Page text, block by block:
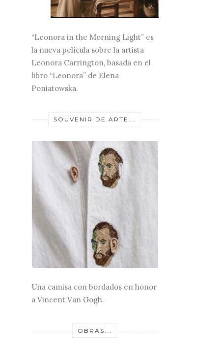
“Leonora in the Morning Light” es
la nueva película sobre la artista
Leonora Carrington, basada en el
libro “Leonora” de Elena
Poniatowska.
SOUVENIR DE ARTE...
Una camisa con bordados en honor
a Vincent Van Gogh.
OBRAS...